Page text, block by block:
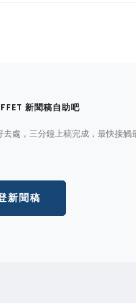
新聞稿自助吧
去處，三分鐘上稿完成，最快接觸
新聞稿